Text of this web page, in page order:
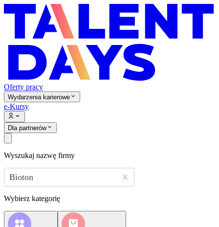
Oferty pracy
Wydarzenia karierowe
e-Kursy
Dla partnerów
Wyszukaj nazwę firmy
Bioton
Wybierz kategorię